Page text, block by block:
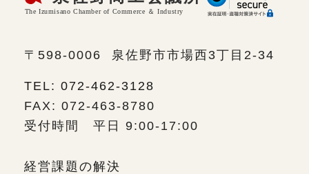
〒598-0006 泉佐野市市場西3丁目2-34
TEL: 072-462-3128
FAX: 072-463-8780
受付時間 平日 9:00-17:00
経営課題の解決